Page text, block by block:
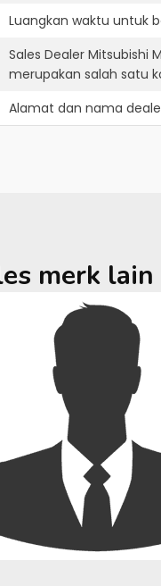
Luangkan waktu untuk
Sales Dealer Mitsubishi
merupakan salah satu
Alamat dan nama
merk